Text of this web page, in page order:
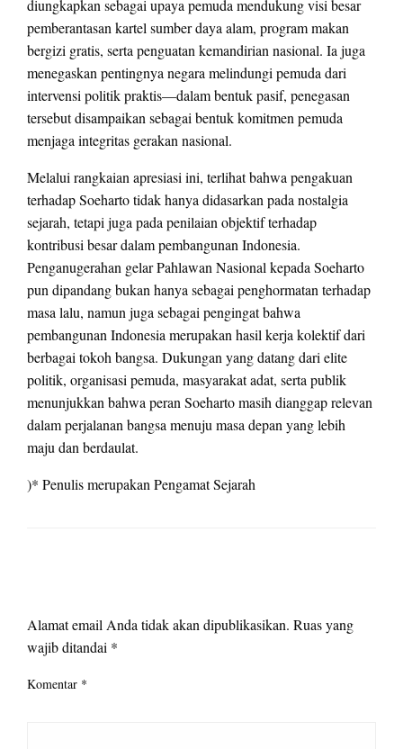
diungkapkan sebagai upaya pemuda mendukung visi besar
pemberantasan kartel sumber daya alam, program makan
bergizi gratis, serta penguatan kemandirian nasional. Ia juga
menegaskan pentingnya negara melindungi pemuda dari
intervensi politik praktis—dalam bentuk pasif, penegasan
tersebut disampaikan sebagai bentuk komitmen pemuda
menjaga integritas gerakan nasional.
Melalui rangkaian apresiasi ini, terlihat bahwa pengakuan
terhadap Soeharto tidak hanya didasarkan pada nostalgia
sejarah, tetapi juga pada penilaian objektif terhadap
kontribusi besar dalam pembangunan Indonesia.
Penganugerahan gelar Pahlawan Nasional kepada Soeharto
pun dipandang bukan hanya sebagai penghormatan terhadap
masa lalu, namun juga sebagai pengingat bahwa
pembangunan Indonesia merupakan hasil kerja kolektif dari
berbagai tokoh bangsa. Dukungan yang datang dari elite
politik, organisasi pemuda, masyarakat adat, serta publik
menunjukkan bahwa peran Soeharto masih dianggap relevan
dalam perjalanan bangsa menuju masa depan yang lebih
maju dan berdaulat.
)* Penulis merupakan Pengamat Sejarah
Alamat email Anda tidak akan dipublikasikan. Ruas yang
wajib ditandai *
Komentar *